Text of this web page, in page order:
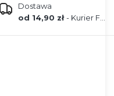
Dostawa
od 14,90 zł- Kurier FEDEX